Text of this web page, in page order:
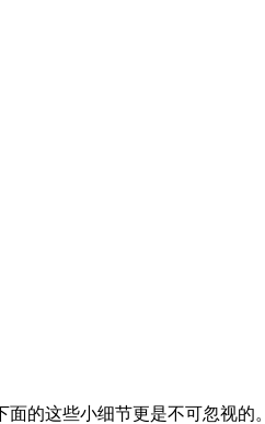
的这些小细节更是不可忽视的。